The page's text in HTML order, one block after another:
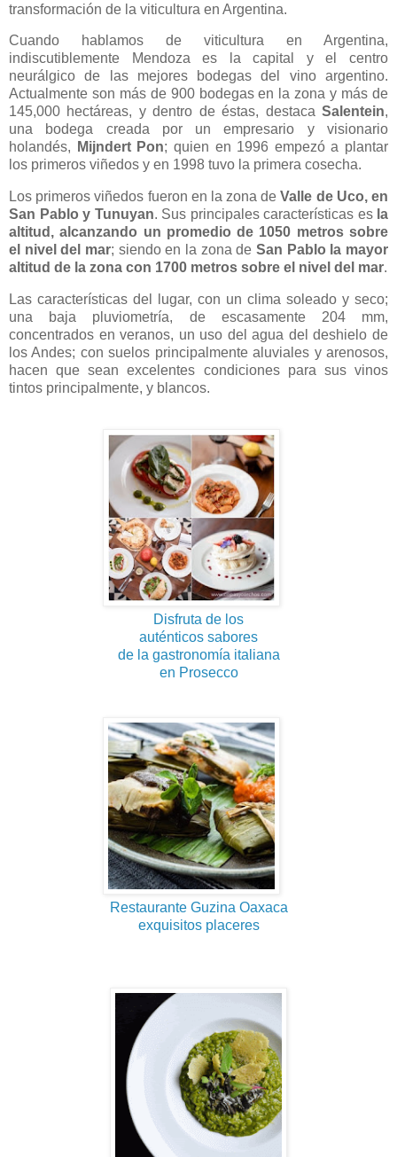
transformación de la viticultura en Argentina.
Cuando hablamos de viticultura en Argentina,
indiscutiblemente Mendoza es la capital y el centro
neurálgico de las mejores bodegas del vino argentino.
Actualmente son más de 900 bodegas en la zona y más de
145,000 hectáreas, y dentro de éstas, destaca Salentein,
una bodega creada por un empresario y visionario
holandés,
Mijndert Pon; quien en 1996 empezó a plantar
los primeros viñedos y en 1998 tuvo la primera cosecha.
Los primeros viñedos fueron en la zona deValle de Uco, en
San Pablo y Tunuyan. Sus principales características es la
altitud, alcanzando un promedio de 1050 metros sobre
el nivel del mar; siendo en la zona de San Pablo la mayor
altitud de la zona con 1700 metros sobre el nivel del mar.
Las características del lugar, con un clima soleado y seco;
una baja pluviometría, de escasamente 204 mm,
concentrados en veranos, un uso del agua del deshielo de
los Andes; con suelos principalmente aluviales y arenosos,
hacen que sean excelentes condiciones para sus vinos
tintos principalmente, y blancos.
Disfruta de los
auténticos sabores
de la gastronomía italiana
en Prosecco
Restaurante Guzina Oaxaca
exquisitos placeres